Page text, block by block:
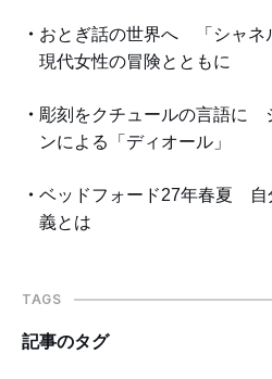
おとぎ話の世界へ 「シャネ
現代女性の冒険とともに
彫刻をクチュールの言語に
ンによる「ディオール」
ベッドフォード27年春夏 自
義とは
TAGS
記事のタグ